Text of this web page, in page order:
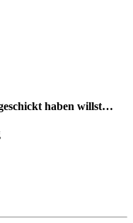
haben willst…